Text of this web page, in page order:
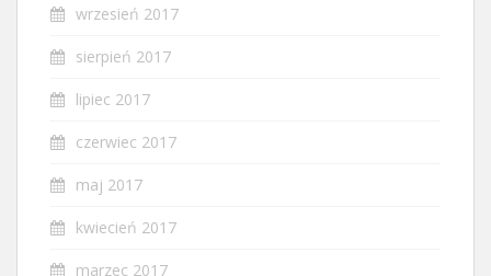
wrzesień 2017
sierpień 2017
lipiec 2017
czerwiec 2017
maj 2017
kwiecień 2017
marzec 2017